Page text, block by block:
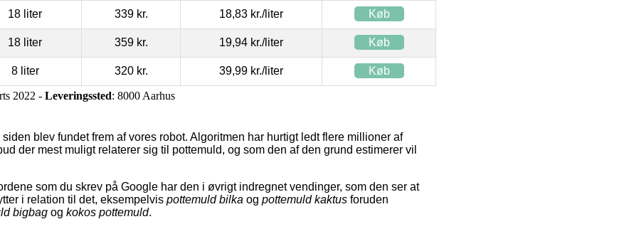
18 liter 339 kr. 18,83 kr./liter Køb
18 liter 359 kr. 19,94 kr./liter Køb
8 liter 320 kr. 39,99 kr./liter Køb
2022 - Leveringssted: 8000 Aarhus
blev fundet frem af vores robot. Algoritmen har hurtigt ledt flere millioner af
der mest muligt relaterer sig til pottemuld, og som den af den grund estimerer vil
som du skrev på Google har den i øvrigt indregnet vendinger, som den ser at
i relation til det, eksempelvis pottemuld bilka og pottemuld kaktus foruden
bigbag og kokos pottemuld.